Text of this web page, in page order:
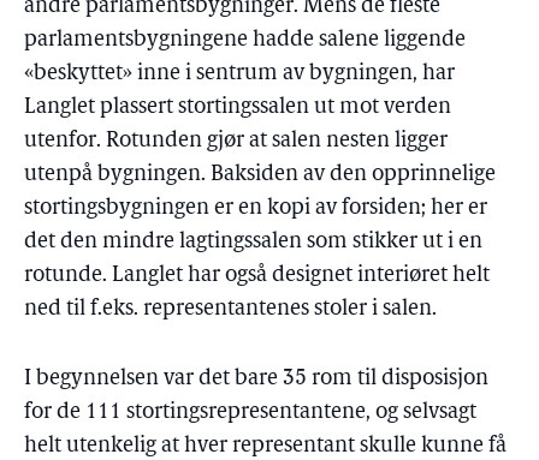
andre parlamentsbygninger. Mens de fleste
parlamentsbygningene hadde salene liggende
«beskyttet» inne i sentrum av bygningen, har
Langlet plassert stortingssalen ut mot verden
utenfor. Rotunden gjør at salen nesten ligger
utenpå bygningen. Baksiden av den opprinnelige
stortingsbygningen er en kopi av forsiden; her er
det den mindre lagtingssalen som stikker ut i en
rotunde. Langlet har også designet interiøret helt
ned til f.eks. representantenes stoler i salen.
I begynnelsen var det bare 35 rom til disposisjon
for de 111 stortingsrepresentantene, og selvsagt
helt utenkelig at hver representant skulle kunne få